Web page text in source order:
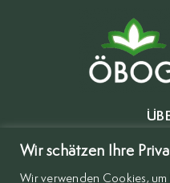
Wir schätzen Ihre
Wir verwenden Cookies,